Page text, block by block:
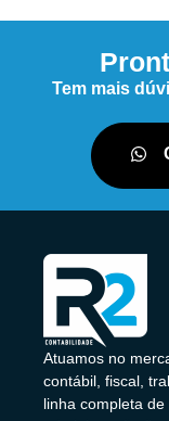
Tem mais
Atuamos no
contábil, fiscal,
linha completa